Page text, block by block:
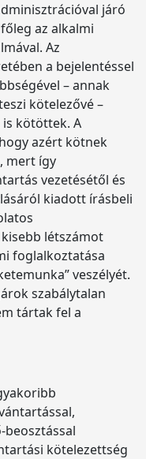
járó
az alkalmi
Az
a bejelentéssel
– annak
kötelezővé –
is kötöttek. A
azért kötnek
mert így
vezetésétől és
kiadott írásbeli
létszámot
foglalkoztatása
veszélyét.
szabálytalan
tártak fel a
kötelezettség